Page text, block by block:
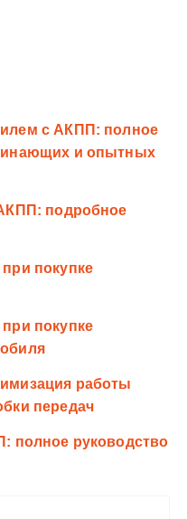
с АКПП: полное
и опытных
подробное
покупке
покупке
работы
передач
полное руководство